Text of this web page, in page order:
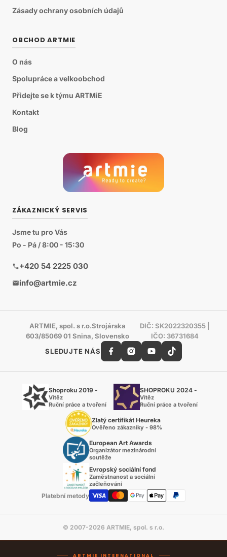
Zásady ochrany osobních údajů
OBCHOD ARTMIE
O nás
Spolupráce a velkoobchod
Přidejte se k týmu ARTMiE
Kontakt
Blog
ZÁKAZNICKÝ SERVIS
Jsme tu pro Vás
Po - Pá / 8:00 - 15:30
+420 54 2225 030
info@artmie.cz
ARTMIE, spol. s r.o.Strojárska
603/85069 01 Snina, Slovensko
DIČ: SK2022320355 |
IČO: 36731684
SLEDUJTE NÁS
Shoproku 2019 -
Vítěz
Ruční práce a tvoření
SHOPROKU 2024 -
Vítěz
Ruční práce a tvoření
Zlatý certifikát Heureka
Ověřeno zákazníky - 98%
European Art Awards
Organizátor mezinárodní
soutěže
Evropský sociální fond
Zaměstnanost a sociální
začleňování
Platební metody
© 2007-2026 ARTMIE, spol. s r.o.
ARTMIE INTERNATIONAL